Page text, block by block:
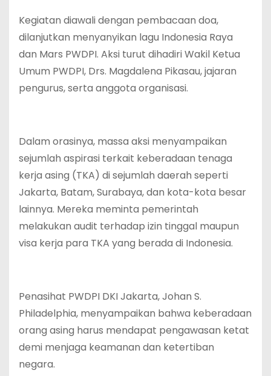
Kegiatan diawali dengan pembacaan doa,
dilanjutkan menyanyikan lagu Indonesia Raya
dan Mars PWDPI. Aksi turut dihadiri Wakil Ketua
Umum PWDPI, Drs. Magdalena Pikasau, jajaran
pengurus, serta anggota organisasi.
Dalam orasinya, massa aksi menyampaikan
sejumlah aspirasi terkait keberadaan tenaga
kerja asing (TKA) di sejumlah daerah seperti
Jakarta, Batam, Surabaya, dan kota-kota besar
lainnya. Mereka meminta pemerintah
melakukan audit terhadap izin tinggal maupun
visa kerja para TKA yang berada di Indonesia.
Penasihat PWDPI DKI Jakarta, Johan S.
Philadelphia, menyampaikan bahwa keberadaan
orang asing harus mendapat pengawasan ketat
demi menjaga keamanan dan ketertiban
negara.